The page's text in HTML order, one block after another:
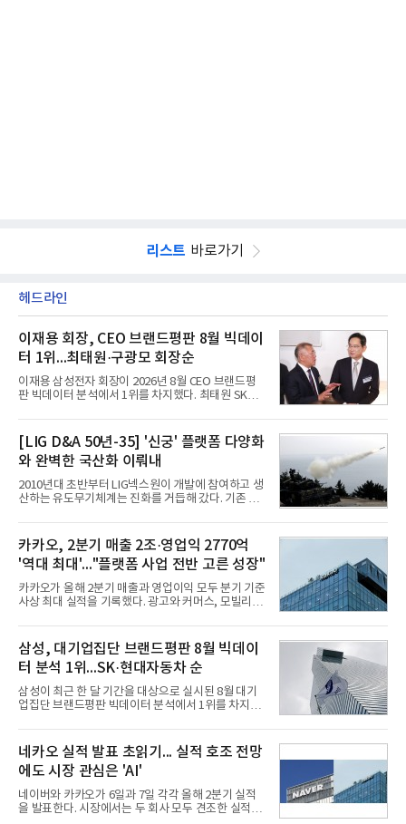
리스트 바로가기
헤드라인
이재용 회장, CEO 브랜드평판 8월 빅데이
터 1위...최태원·구광모 회장순
이재용 삼성전자 회장이 2026년 8월 CEO 브랜드평
판 빅데이터 분석에서 1위를 차지했다. 최태원 SK그
국기업평판연구소(소장 구창환)는 빅데이터뉴스와
함께 60명의 CEO 브랜드를 대상으로 2026년 7월 6
일부터 8월 6일까지 수집된 소비자 빅데이터
7,395,735건을 분석한 결과, 삼성 이재용 회장이 브
랜드평판지수 1,984,715를 기록하며 8월 1위에 올랐
다고 밝혔다. 분석에 활용된 빅데이터는 지난 7월
(14,233,797건) 대비 48.04% 감소한 수치다.8월
김승연, 이재현, 강호동, 김범수, 양종
[LIG D&A 50년-35] '신궁' 플랫폼 다양화
와 완벽한 국산화 이뤄내
2010년대 초반부터 LIG넥스원이 개발에 참여하고 생
산하는 유도무기체계는 진화를 거듭해 갔다. 기존 무
용도가 떨어지는 재래식 무기를 새롭게 활용하는 방
안이 강구됐다. 또 핵심 구성품 국산화를 통해 수출상
의 제약을 해소하고자 노력했다. 이러한 LIG넥스원의
신기술 개발 성과가 집약된 무기체계가 바로 휴대용
지대공 유도무기 ‘신궁’이다.신궁은 이미 2009년 수
출을 위한 개량형 멀티런처 개발을 완료함으로써 기
능 다양화와 계열화 가능성을 선보인 바 있었다. 이번
부터 진행됐
카카오, 2분기 매출 2조·영업익 2770억
'역대 최대'..."플랫폼 사업 전반 고른 성장"
카카오가 올해 2분기 매출과 영업이익 모두 분기 기준
사상 최대 실적을 기록했다. 광고와 커머스, 모빌리
인했다.카카오는 6일 연결 기준 올해 2분기 매출 2조
985억원, 영업이익 2770억원을 기록했다고 밝혔다.
전년 동기 대비 매출은 9%, 영업이익은 36% 늘어난
수치다. 전년 동기 실적과 증가율은 카카오게임즈와
카카오헬스케어 관련 손익을 중단영업손익으로 반영
한 기준으로 산출됐다. 지난해 2분기 매출은 1조9175
억원, 영업이익은 2039억원이었다.플랫폼 부문 매출
매출은 6432억원
삼성, 대기업집단 브랜드평판 8월 빅데이
터 분석 1위...SK·현대자동차 순
삼성이 최근 한 달 기간을 대상으로 실시된 8월 대기
업집단 브랜드평판 빅데이터 분석에서 1위를 차지했
판연구소(소장 구창환)는 66개 대기업집단 브랜드를
대상으로 지난 7월 6일부터 8월 6일까지 수집된 소비
자 빅데이터 110,494,413건을 분석한 결과, 삼성이
브랜드평판지수 15,185,511을 기록하며 8월 1위에
올랐다고 밝혔다. 분석에 활용된 빅데이터는 지난 7월
(198,188,813건) 대비 44.25% 감소한 수치다.연구소
에 따르면 8월 대기업집단 브랜드평판 30위 순위는
네카오 실적 발표 초읽기... 실적 호조 전망
에도 시장 관심은 'AI'
네이버와 카카오가 6일과 7일 각각 올해 2분기 실적
을 발표한다. 시장에서는 두 회사 모두 견조한 실적을